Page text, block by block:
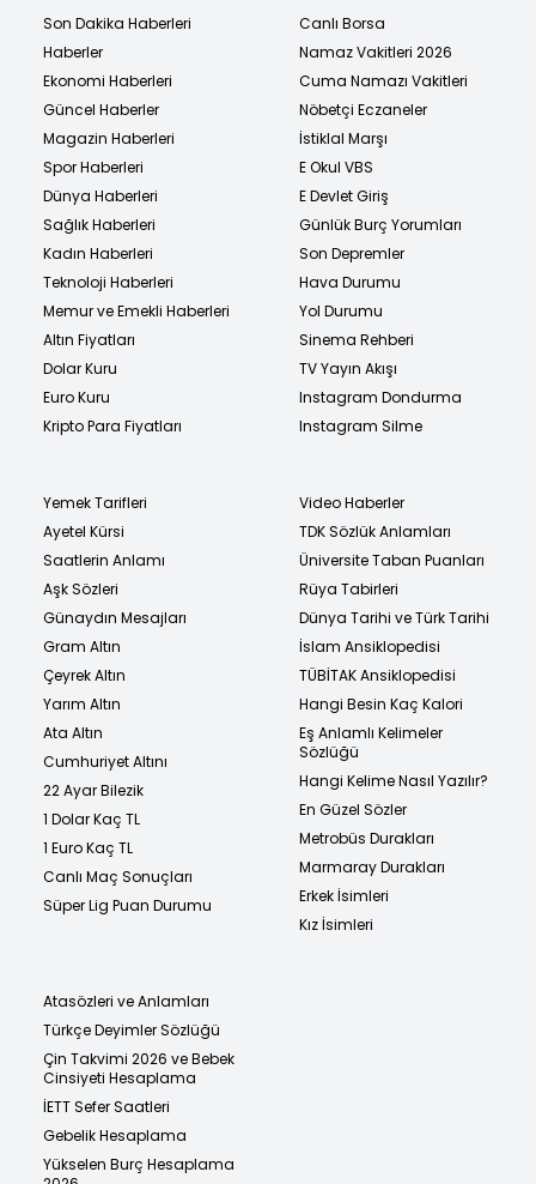
Son Dakika Haberleri
Haberler
Ekonomi Haberleri
Güncel Haberler
Magazin Haberleri
Spor Haberleri
Dünya Haberleri
Sağlık Haberleri
Kadın Haberleri
Teknoloji Haberleri
Memur ve Emekli Haberleri
Altın Fiyatları
Dolar Kuru
Euro Kuru
Kripto Para Fiyatları
Canlı Borsa
Namaz Vakitleri 2026
Cuma Namazı Vakitleri
Nöbetçi Eczaneler
İstiklal Marşı
E Okul VBS
E Devlet Giriş
Günlük Burç Yorumları
Son Depremler
Hava Durumu
Yol Durumu
Sinema Rehberi
TV Yayın Akışı
Instagram Dondurma
Instagram Silme
Yemek Tarifleri
Ayetel Kürsi
Saatlerin Anlamı
Aşk Sözleri
Günaydın Mesajları
Gram Altın
Çeyrek Altın
Yarım Altın
Ata Altın
Cumhuriyet Altını
22 Ayar Bilezik
1 Dolar Kaç TL
1 Euro Kaç TL
Canlı Maç Sonuçları
Süper Lig Puan Durumu
Video Haberler
TDK Sözlük Anlamları
Üniversite Taban Puanları
Rüya Tabirleri
Dünya Tarihi ve Türk Tarihi
İslam Ansiklopedisi
TÜBİTAK Ansiklopedisi
Hangi Besin Kaç Kalori
Eş Anlamlı Kelimeler
Sözlüğü
Hangi Kelime Nasıl Yazılır?
En Güzel Sözler
Metrobüs Durakları
Marmaray Durakları
Erkek İsimleri
Kız İsimleri
Atasözleri ve Anlamları
Türkçe Deyimler Sözlüğü
Çin Takvimi 2026 ve Bebek
Cinsiyeti Hesaplama
İETT Sefer Saatleri
Gebelik Hesaplama
Yükselen Burç Hesaplama